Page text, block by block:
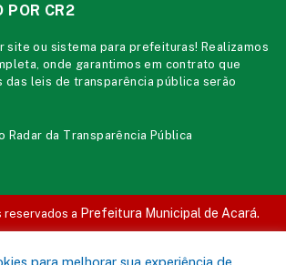
POR CR2
site ou sistema para prefeituras! Realizamos
onde garantimos em contrato que
das leis de transparência pública serão
Radar da Transparência Pública
reservados a Prefeitura Municipal de Acará.
para melhorar sua experiência de